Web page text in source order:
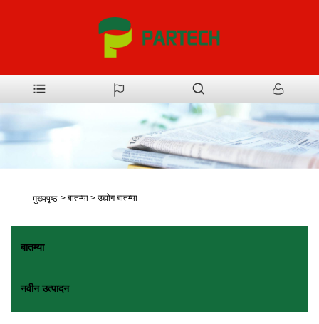
मुख्यपृष्ठ > बातम्या > उद्योग बातम्या
बातम्या
नवीन उत्पादन